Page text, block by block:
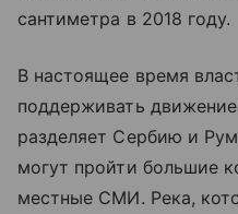
сантиметра в 2018 году.
В настоящее время
поддерживать
разделяет Сербию и
могут пройти большие
местные СМИ. Река,